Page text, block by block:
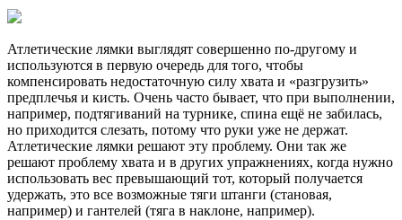
Атлетические лямки выглядят совершенно по-другому и
используются в первую очередь для того, чтобы
компенсировать недостаточную силу хвата и «разгрузить»
предплечья и кисть. Очень часто бывает, что при выполнении,
например, подтягиваний на турнике, спина ещё не забилась,
но приходится слезать, потому что руки уже не держат.
Атлетические лямки решают эту проблему. Они так же
решают проблему хвата и в других упражнениях, когда нужно
использовать вес превышающий тот, который получается
удержать, это все возможные тяги штанги (становая,
например) и гантелей (тяга в наклоне, например).